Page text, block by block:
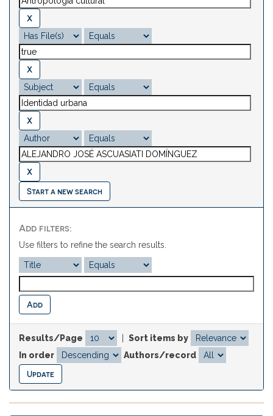
Start a new search
Add filters:
Use filters to refine the search results.
Results/Page
Sort items by
In order
Authors/record